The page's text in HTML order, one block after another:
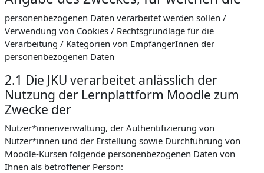
personenbezogenen Daten verarbeitet werden sollen /
Verwendung von Cookies / Rechtsgrundlage für die
Verarbeitung / Kategorien von EmpfängerInnen der
personenbezogenen Daten
2.1 Die JKU verarbeitet anlässlich der
Nutzung der Lernplattform Moodle zum
Zwecke der
Nutzer*innenverwaltung, der Authentifizierung von
Nutzer*innen und der Erstellung sowie Durchführung von
Moodle-Kursen folgende personenbezogenen Daten von
Ihnen als betroffener Person: